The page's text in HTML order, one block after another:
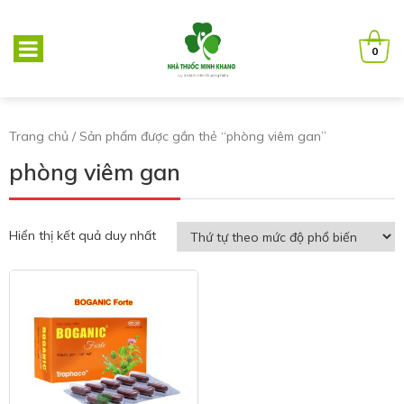
0
Trang chủ / Sản phẩm được gắn thẻ “phòng viêm gan”
phòng viêm gan
Hiển thị kết quả duy nhất